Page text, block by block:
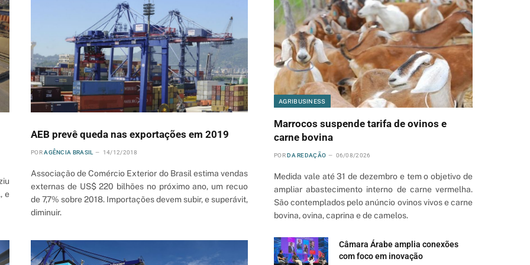
e
AEB prevê queda nas exportações em 2019
POR AGÊNCIA BRASIL 14/12/2018
Associação de Comércio Exterior do Brasil estima vendas
externas de US$ 220 bilhões no próximo ano, um recuo
de 7,7% sobre 2018. Importações devem subir, e superávit,
diminuir.
AGRIBUSINESS
Marrocos suspende tarifa de ovinos e
carne bovina
POR DA REDAÇÃO 06/08/2026
Medida vale até 31 de dezembro e tem o objetivo de
ampliar abastecimento interno de carne vermelha.
São contemplados pelo anúncio ovinos vivos e carne
bovina, ovina, caprina e de camelos.
Câmara Árabe amplia conexões
com foco em inovação